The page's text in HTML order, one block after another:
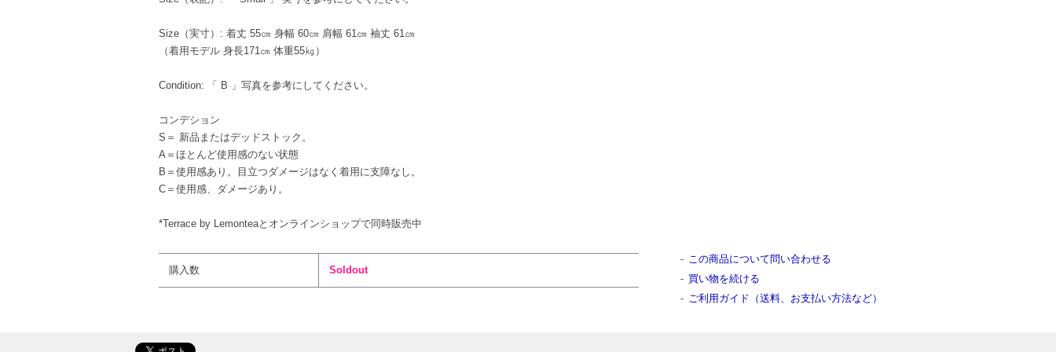
Size（実寸）: 着丈 55㎝ 身幅 60㎝ 肩幅 61㎝ 袖丈 61㎝
（着用モデル 身長171㎝ 体重55㎏）
Condition: 「 B 」写真を参考にしてください。
コンデション
S＝ 新品またはデッドストック。
A＝ほとんど使用感のない状態
B＝使用感あり。目立つダメージはなく着用に支障なし。
C＝使用感、ダメージあり。
*Terrace by Lemonteaとオンラインショップで同時販売中
購入数 Soldout
この商品について問い合わせる
買い物を続ける
ご利用ガイド（送料、お支払い方法など）